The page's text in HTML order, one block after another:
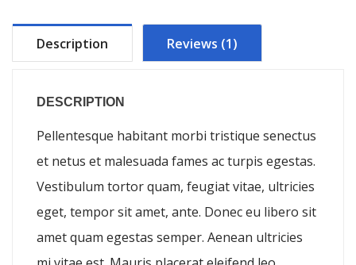
Description Reviews (1)
DESCRIPTION
Pellentesque habitant morbi tristique senectus
et netus et malesuada fames ac turpis egestas.
Vestibulum tortor quam, feugiat vitae, ultricies
eget, tempor sit amet, ante. Donec eu libero sit
amet quam egestas semper. Aenean ultricies